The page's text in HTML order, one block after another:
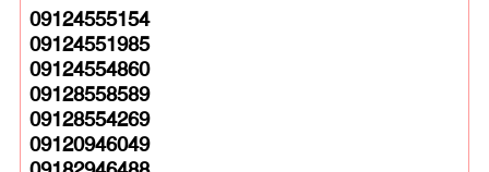
09124555154
09124551985
09124554860
09128558589
09128554269
09120946049